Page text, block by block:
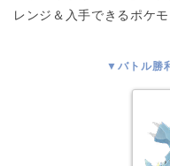
レンジ＆入手できるポケ
▼バトル勝